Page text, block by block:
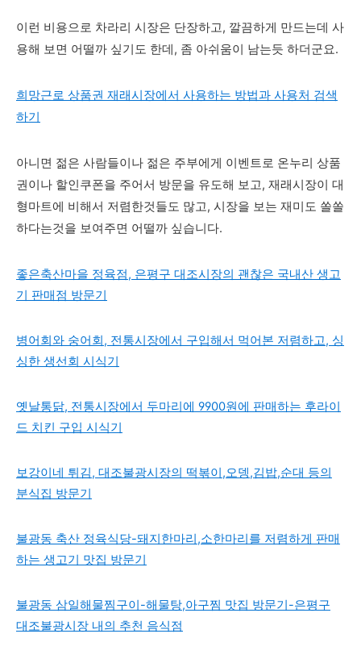
이런 비용으로 차라리 시장은 단장하고, 깔끔하게 만드는데 사
용해 보면 어떨까 싶기도 한데, 좀 아쉬움이 남는듯 하더군요.
희망근로 상품권 재래시장에서 사용하는 방법과 사용처 검색
하기
아니면 젊은 사람들이나 젊은 주부에게 이벤트로 온누리 상품
권이나 할인쿠폰을 주어서 방문을 유도해 보고, 재래시장이 대
형마트에 비해서 저렴한것들도 많고, 시장을 보는 재미도 쏠쏠
하다는것을 보여주면 어떨까 싶습니다.
좋은축산마을 정육점, 은평구 대조시장의 괜찮은 국내산 생고
기 판매점 방문기
병어회와 숭어회, 전통시장에서 구입해서 먹어본 저렴하고, 싱
싱한 생선회 시식기
옛날통닭, 전통시장에서 두마리에 9900원에 판매하는 후라이
드 치킨 구입 시식기
보강이네 튀김, 대조불광시장의 떡볶이,오뎅,김밥,순대 등의
분식집 방문기
불광동 축산 정육식당-돼지한마리,소한마리를 저렴하게 판매
하는 생고기 맛집 방문기
불광동 삼일해물찜구이-해물탕,아구찜 맛집 방문기-은평구
대조불광시장 내의 추천 음식점